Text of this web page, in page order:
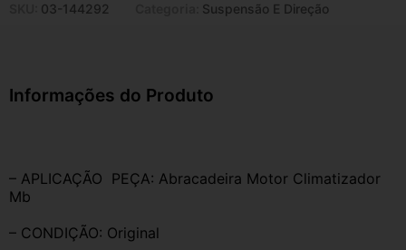
03-144292 Suspensão E Direção
Informações do Produto
– APLICAÇÃO  PEÇA: Abracadeira Motor Climatizador
Mb
– CONDIÇÃO: Original